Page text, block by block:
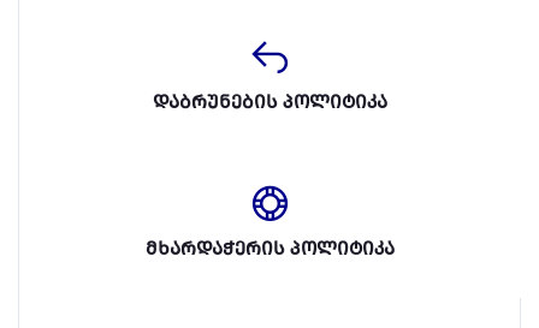
დაბრუნების პოლიტიკა
მხარდაჭერის პოლიტიკა